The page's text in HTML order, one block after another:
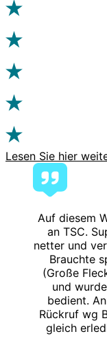
Lesen Sie hier
Auf diesem
an TSC.
netter und
Brauchte
(Große
und
bedient.
Rückruf wg
gleich